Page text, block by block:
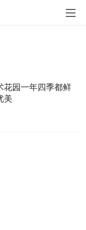
花园一年四季都鲜
美